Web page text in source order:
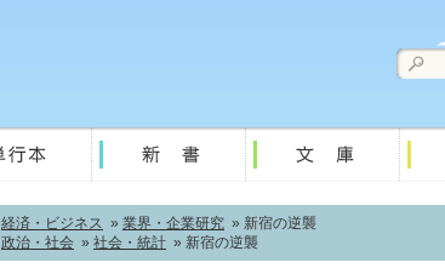
経済・ビジネス » 業界・企業研究 » 新宿の逆襲
政治・社会 » 社会・統計 » 新宿の逆襲